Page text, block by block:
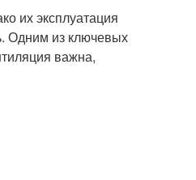
их эксплуатация
Одним из ключевых
важна,